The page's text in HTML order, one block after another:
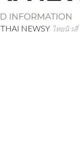
THAI NEWSY ไทยนิวสี่